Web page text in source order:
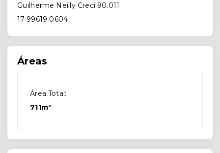
Guilherme Neilly Creci 90.011
17 99619 0604
Áreas
Área Total:
711m²